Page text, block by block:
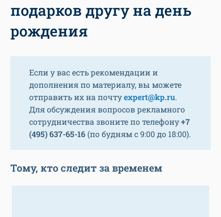
подарков другу на день
рождения
Если у вас есть рекомендации и
дополнения по материалу, вы можете
отправить их на почтуexpert@kp.ru.
Для обсуждения вопросов рекламного
сотрудничества звоните по телефону+7
(495) 637-65-16 (по будням с 9:00 до 18:00).
Тому, кто следит за временем